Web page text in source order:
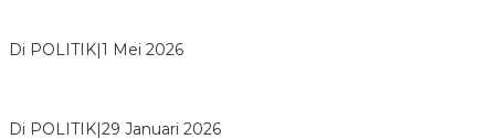
Di POLITIK|1 Mei 2026
Di POLITIK|29 Januari 2026